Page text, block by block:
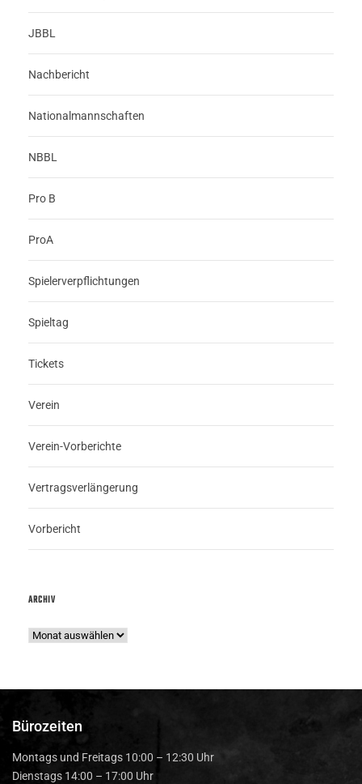
JBBL
Nachbericht
Nationalmannschaften
NBBL
Pro B
ProA
Spielerverpflichtungen
Spieltag
Tickets
Verein
Verein-Vorberichte
Vertragsverlängerung
Vorbericht
ARCHIV
Bürozeiten
Montags und Freitags 10:00 – 12:30 Uhr
Dienstags 14:00 – 17:00 Uhr